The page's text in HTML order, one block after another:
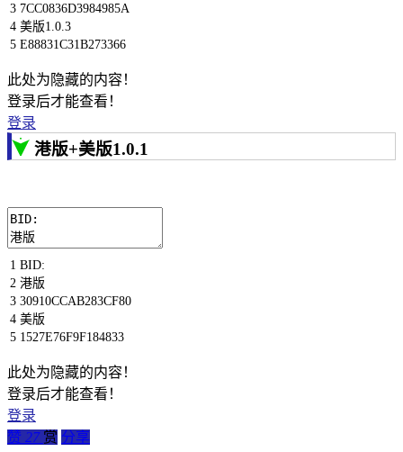
3
4
5
7CC0836D3984985A
美版1.0.3
E88831C31B273366
此处为隐藏的内容！
登录后才能查看！
登录
港版+美版1.0.1
1
2
3
4
5
BID:
港版
30910CCAB283CF80
美版
1527E76F9F184833
此处为隐藏的内容！
登录后才能查看！
登录
赞 27 赏 分享